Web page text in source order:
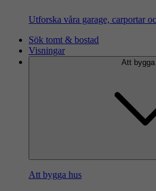
Utforska våra garage, carportar
Sök tomt & bostad
Visningar
Att bygga
Att bygga hus